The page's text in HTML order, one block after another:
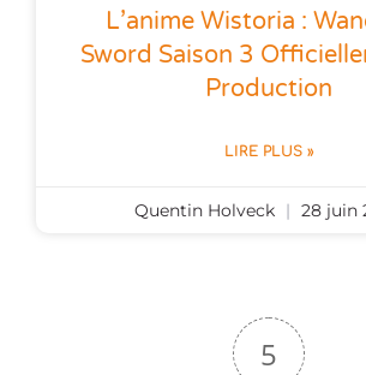
L’anime Wistoria :
Sword Saison 3
Production
LIRE PLUS »
Quentin Holveck 28 juin
5